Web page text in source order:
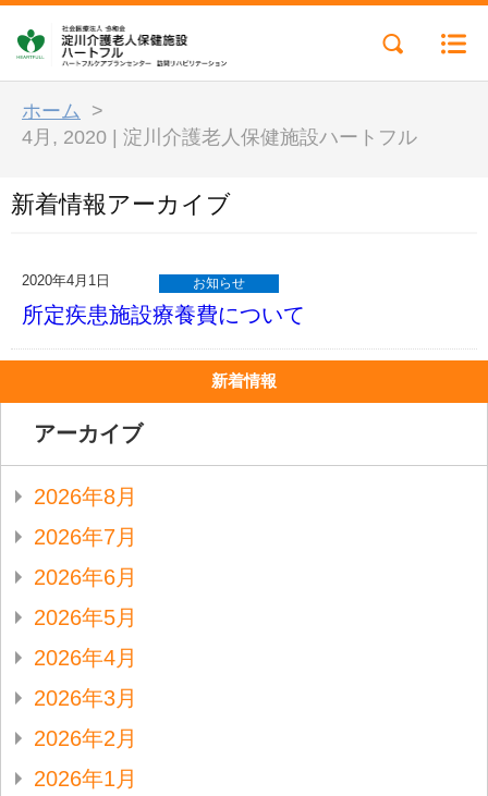
ホーム >
4月, 2020 | 淀川介護老人保健施設ハートフル
新着情報アーカイブ
2020年4月1日 お知らせ
所定疾患施設療養費について
新着情報
アーカイブ
2026年8月
2026年7月
2026年6月
2026年5月
2026年4月
2026年3月
2026年2月
2026年1月